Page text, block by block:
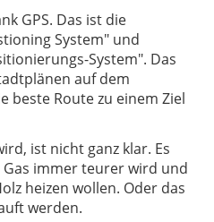
GPS. Das ist die
System" und
System". Das
auf dem
beste Route zu einem Ziel
ist nicht ganz klar. Es
immer teurer wird und
heizen wollen. Oder das
werden.